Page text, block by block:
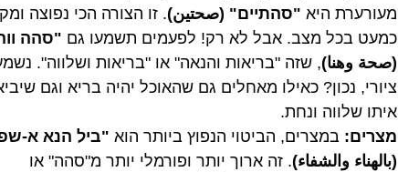
מעורערת היא "סהתיים" (صحتين). זו הצורה הכי נפוצה
כמעט בכל מצב. אבל לא רק! לפעמים תשמעו גם "סהה
(صحة وهنا), שזה "בריאות והנאה" או "בריאות ושלווה".
ציורי, נכון? כאילו מאחלים גם שהאוכל יהיה בריא וגם
איתו שלווה ונחת.
מצרים: במצרים, הביטוי הנפוץ ביותר הוא "ביל הנא א-
(بالهناء والشفاء). זה ארוך יותר ופורמלי יותר מ"סהה" או